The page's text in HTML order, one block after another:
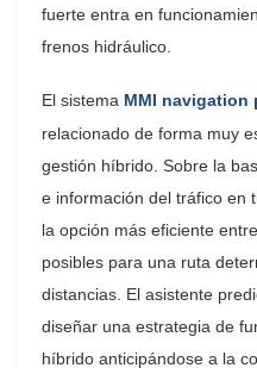
fuerte entra en
frenos hidráulico.
El sistema MMI navigation
relacionado de forma muy
gestión híbrido. Sobre la
e información del tráfico en
la opción más eficiente
posibles para una ruta
distancias. El asistente
diseñar una estrategia de
híbrido anticipándose a la